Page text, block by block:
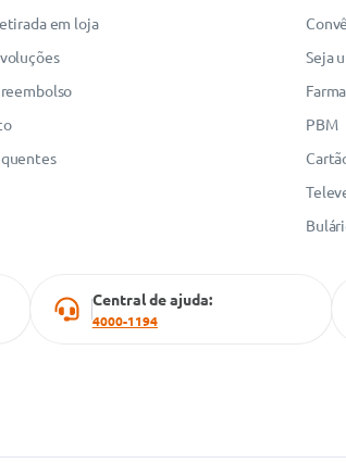
em loja
Seja
PBM
Central de ajuda:
4000-1194